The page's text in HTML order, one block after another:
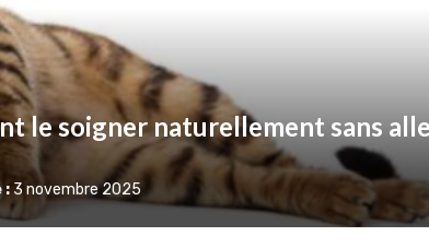
le soigner naturellement sans
:3 novembre 2025